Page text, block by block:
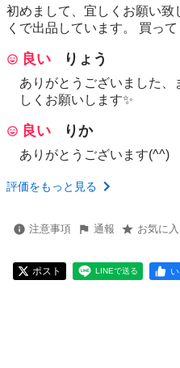
初めまして、宜しくお願い
くで出品しています。 買っ
良い りょう
ありがとうございました、
しくお願いします✨
良い りか
ありがとうございます(^^)
評価をもっと見る
注意事項 通報 お気に
ポスト LINEで送る